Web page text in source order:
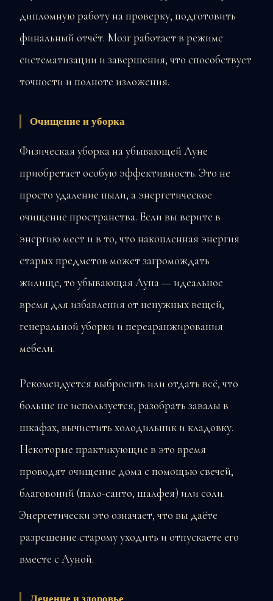
дипломную работу на проверку, подготовить
финальный отчёт. Мозг работает в режиме
систематизации и завершения, что способствует
точности и полноте изложения.
Очищение и уборка
Физическая уборка на убывающей Луне
приобретает особую эффективность. Это не
просто удаление пыли, а энергетическое
очищение пространства. Если вы верите в
энергию мест и в то, что накопленная энергия
старых предметов может загромождать
жилище, то убывающая Луна — идеальное
время для избавления от ненужных вещей,
генеральной уборки и переаранжирования
мебели.
Рекомендуется выбросить или отдать всё, что
больше не используется, разобрать завалы в
шкафах, вычистить холодильник и кладовку.
Некоторые практикующие в это время
проводят очищение дома с помощью свечей,
благовоний (пало-санто, шалфея) или соли.
Энергетически это означает, что вы даёте
разрешение старому уходить и отпускаете его
вместе с Луной.